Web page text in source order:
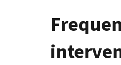
이
션
바